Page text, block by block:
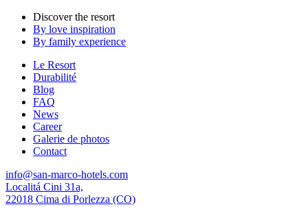
Discover the resort
By love inspiration
By family experience
Le Resort
Durabilité
Blog
FAQ
News
Career
Galerie de photos
Contact
info@san-marco-hotels.com
Localitá Cini 31a,
22018 Cima di Porlezza (CO)